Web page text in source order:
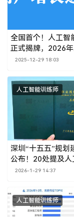
全国首个！人工智
正式揭牌，2026
产业或迎大爆发！
2025-12-29 18:03
人工智能训练师
深圳“十五五”规划
公布！20处提及人
广东省人工智能
2026-1-29 14:37
人工智能训练师